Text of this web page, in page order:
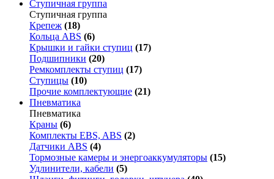
Ступичная группа
Ступичная группа
Крепеж (18)
Кольца ABS (6)
Крышки и гайки ступиц (17)
Подшипники (20)
Ремкомплекты ступиц (17)
Ступицы (10)
Прочие комплектующие (21)
Пневматика
Пневматика
Краны (6)
Комплекты EBS, ABS (2)
Датчики ABS (4)
Тормозные камеры и энергоаккумуляторы (15)
Удлинители, кабели (5)